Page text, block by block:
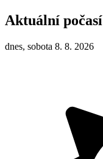
Aktuální počasí
dnes, sobota 8. 8. 2026